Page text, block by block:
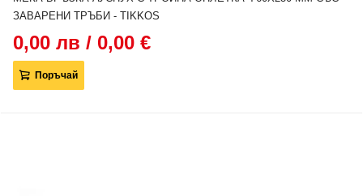
ЗАВАРЕНИ ТРЪБИ - TIKKOS
0,00 лв / 0,00 €
Поръчай